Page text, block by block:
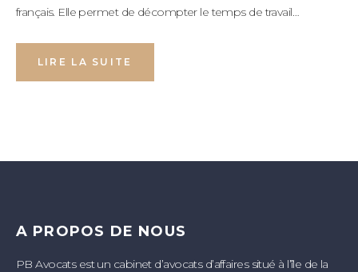
français. Elle permet de décompter le temps de travail…
LIRE LA SUITE
A PROPOS DE NOUS
PB Avocats est un cabinet d’avocats d’affaires situé à l’île de la